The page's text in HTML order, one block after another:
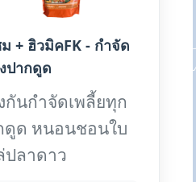
+ ฮิวมิคFK - กำจัด
ปากดูด
นกำจัดเพลี้ยทุก
ด หนอนชอนใบ
ปลาดาว